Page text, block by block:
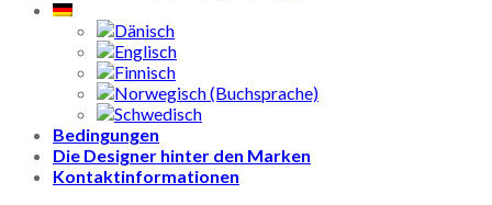
Bedingungen
Die Designer hinter den Marken
Kontaktinformationen